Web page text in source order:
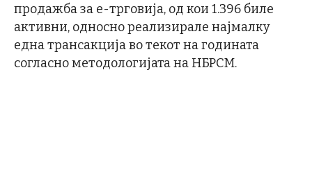
продажба за е-трговија, од кои 1.396 биле
активни, односно реализирале најмалку
една трансакција во текот на годината
согласно методологијата на НБРСМ.